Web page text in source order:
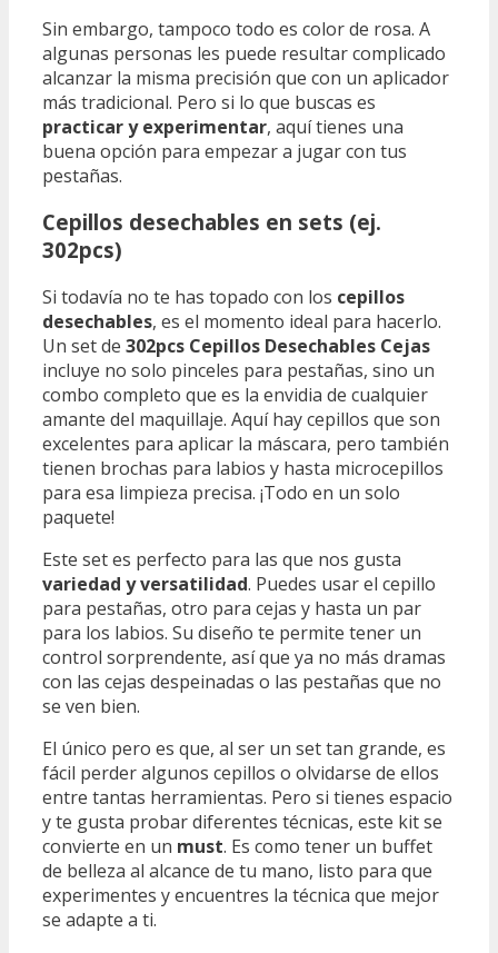
Sin embargo, tampoco todo es color de rosa. A
algunas personas les puede resultar complicado
alcanzar la misma precisión que con un aplicador
más tradicional. Pero si lo que buscas es
practicar y experimentar, aquí tienes una
buena opción para empezar a jugar con tus
pestañas.
Cepillos desechables en sets (ej.
302pcs)
Si todavía no te has topado con los cepillos
desechables, es el momento ideal para hacerlo.
Un set de 302pcs Cepillos Desechables Cejas
incluye no solo pinceles para pestañas, sino un
combo completo que es la envidia de cualquier
amante del maquillaje. Aquí hay cepillos que son
excelentes para aplicar la máscara, pero también
tienen brochas para labios y hasta microcepillos
para esa limpieza precisa. ¡Todo en un solo
paquete!
Este set es perfecto para las que nos gusta
variedad y versatilidad. Puedes usar el cepillo
para pestañas, otro para cejas y hasta un par
para los labios. Su diseño te permite tener un
control sorprendente, así que ya no más dramas
con las cejas despeinadas o las pestañas que no
se ven bien.
El único pero es que, al ser un set tan grande, es
fácil perder algunos cepillos o olvidarse de ellos
entre tantas herramientas. Pero si tienes espacio
y te gusta probar diferentes técnicas, este kit se
convierte en un must. Es como tener un buffet
de belleza al alcance de tu mano, listo para que
experimentes y encuentres la técnica que mejor
se adapte a ti.